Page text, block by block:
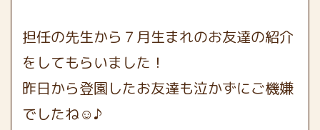
担任の先生から７月生まれのお友達の紹介
をしてもらいました！
昨日から登園したお友達も泣かずにご機嫌
でしたね☺♪